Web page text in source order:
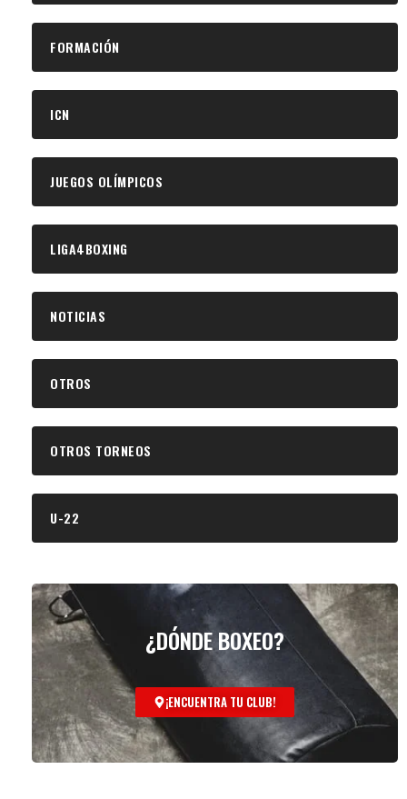
FORMACIÓN
ICN
JUEGOS OLÍMPICOS
LIGA4BOXING
NOTICIAS
OTROS
OTROS TORNEOS
U-22
¿DÓNDE BOXEO?
¡ENCUENTRA TU CLUB!